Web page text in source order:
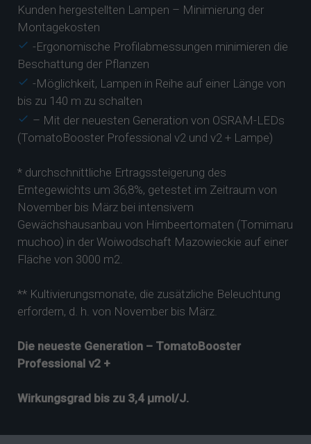
Kunden hergestellten Lampen – Minimierung der
Montagekosten
-Ergonomische Profilabmessungen minimieren die
Beschattung der Pflanzen
-Möglichkeit, Lampen in Reihe auf einer Länge von
bis zu 140 m zu schalten
– Mit der neuesten Generation von OSRAM-LEDs
(TomatoBooster Professional v2 und v2 + Lampe)
* durchschnittliche Ertragssteigerung des
Erntegewichts um 36,8%, getestet im Zeitraum von
November bis März bei intensivem
Gewächshausanbau von Himbeertomaten (Tomimaru
muchoo) in der Woiwodschaft Mazowieckie auf einer
Fläche von 3000 m2.
** Kultivierungsmonate, die zusätzliche Beleuchtung
erfordern, d. h. von November bis März.
Die neueste Generation – TomatoBooster
Professional v2 +
Wirkungsgrad bis zu 3,4 µmol/J.